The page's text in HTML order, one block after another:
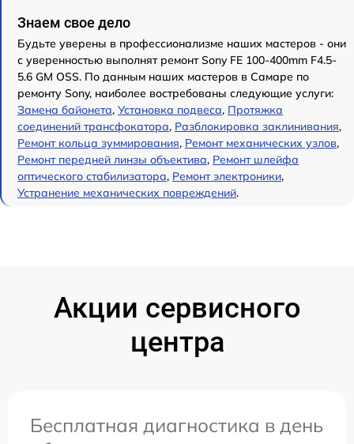
Знаем свое дело
Будьте уверены в профессионализме наших мастеров - они
с уверенностью выполнят ремонт Sony FE 100-400mm F4.5-
5.6 GM OSS. По данным наших мастеров в Самаре по
ремонту Sony, наиболее востребованы следующие услуги:
Замена байонета, Установка подвеса, Протяжка
соединений трансфокатора, Разблокировка заклинивания,
Ремонт кольца зуммирования, Ремонт механических узлов,
Ремонт передней линзы объектива, Ремонт шлейфа
оптического стабилизатора, Ремонт электроники,
Устранение механических повреждений.
Акции сервисного
центра
Бесплатная диагностика в день